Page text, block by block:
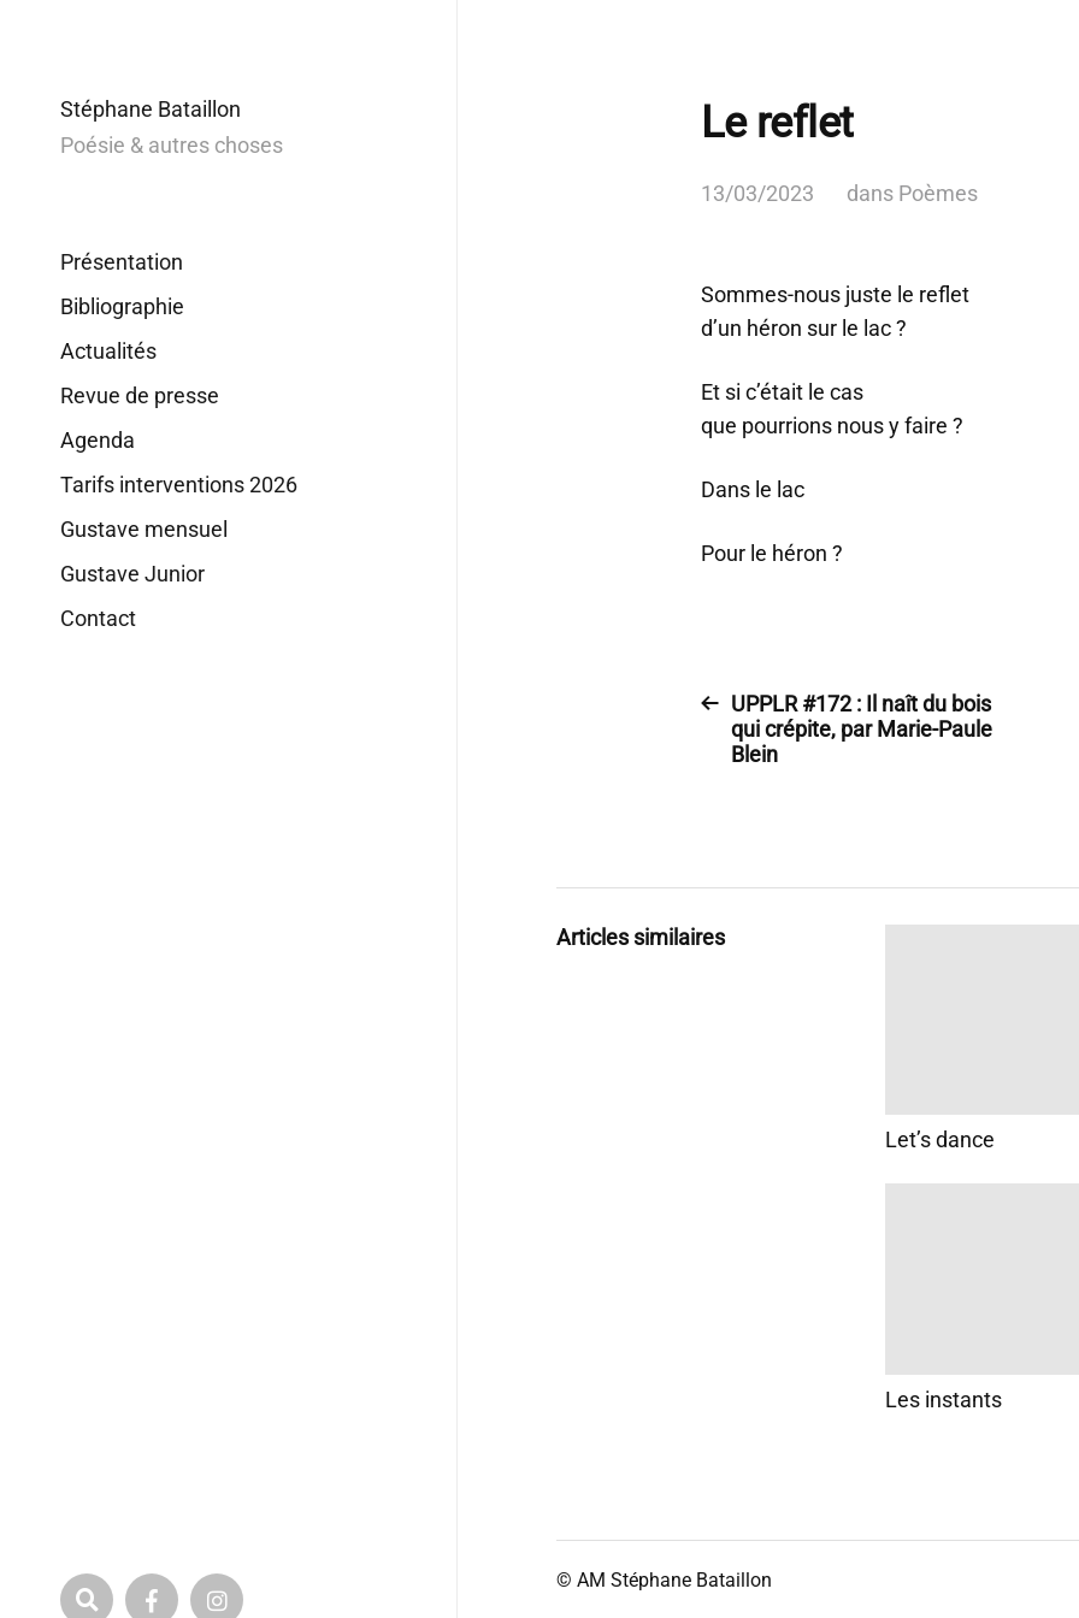
Stéphane Bataillon
Poésie & autres choses
Présentation
Bibliographie
Actualités
Revue de presse
Agenda
Tarifs interventions 2026
Gustave mensuel
Gustave Junior
Contact
Le reflet
13/03/2023 dans Poèmes
Sommes-nous juste le reflet
d’un héron sur le lac ?
Et si c’était le cas
que pourrions nous y faire ?
Dans le lac
Pour le héron ?
UPPLR #172 : Il naît du bois
qui crépite, par Marie-Paule
Blein
Articles similaires
Let’s dance
Les instants
© AM Stéphane Bataillon